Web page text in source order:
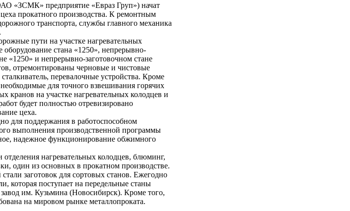
«ЗСМК» предприятие «Евраз Груп») начат
прокатного производства. К ремонтным
транспорта, службы главного механика
пути на участке нагревательных
оборудование стана «1250», непрерывно-
«1250» и непрерывно-заготовочном стане
отремонтированы черновые и чистовые
перевалочные устройства. Кроме
для точного взвешивания горячих
кранов на участке нагревательных колодцев и
будет полностью отревизировано
цеха.
для поддержания в работоспособном
выполнения производственной программы
надежное функционирование обжимного
нагревательных колодцев, блюминг,
один из основных в прокатном производстве.
заготовок для сортовых станов. Ежегодно
которая поступает на передельные станы
им. Кузьмина (Новосибирск). Кроме того,
на мировом рынке металлопроката.